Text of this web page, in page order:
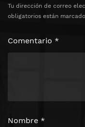
Tu dirección de correo
obligatorios están
Comentario *
Nombre *